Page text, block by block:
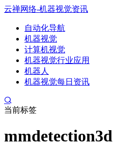
云禅网络-机器视觉资讯
自动化导航
机器视觉
计算机视觉
机器视觉行业应用
机器人
机器视觉每日资讯
当前标签
mmdetection3d